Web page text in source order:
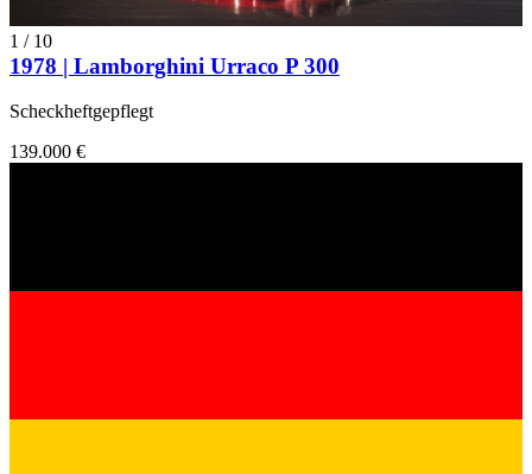
1 / 10
1978 | Lamborghini Urraco P 300
Scheckheftgepflegt
139.000 €